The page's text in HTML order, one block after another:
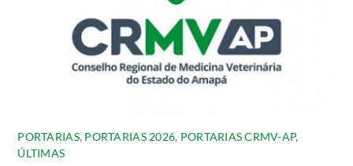
PORTARIAS, PORTARIAS 2026, PORTARIAS CRMV-AP,
ÚLTIMAS